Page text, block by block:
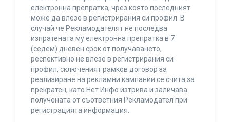
електронна препратка, чрез която последният
може да влезе в регистрирания си профил. В
случай че Рекламодателят не последва
изпратената му електронна препратка в 7
(седем) дневен срок от получаването,
респективно не влезе в регистрирания си
профил, сключеният рамков договор за
реализиране на рекламни кампании се счита за
прекратен, като Нет Инфо изтрива и заличава
получената от съответния Рекламодател при
регистрацията информация.